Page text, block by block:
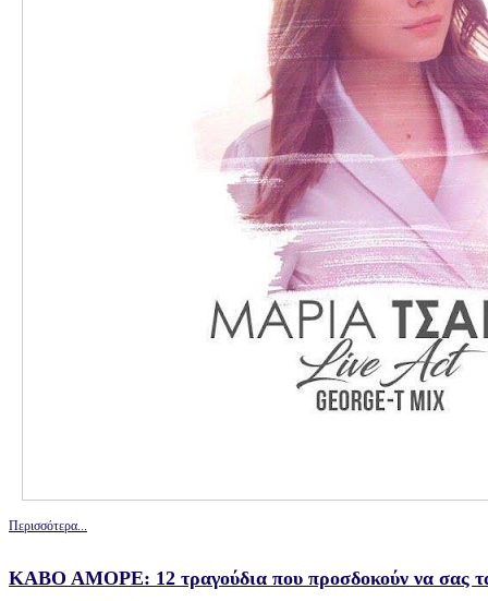
Περισσότερα...
ΚΑΒΟ ΑΜΟΡΕ: 12 τραγούδια που προσδοκούν να σας